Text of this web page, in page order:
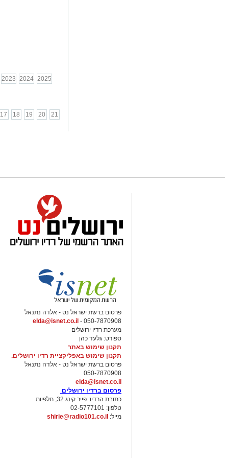
2023 2024 2025
17 18 19 20
21
פרסום ברשת ישראל נט - אלדה נתנאל
050-7870908 -
elda@isnet.co.il
מערכת רדיו ירושלים
ספורט: גלעד כהן
תקנון שימוש באתר
תקנון שימוש באפליקציית רדיו ירושלים.
פרסום ברשת ישראל נט - אלדה נתנאל
050-7870908
elda@isnet.co.il
פרסום ברדיו ירושלים
כתובת הרדיו: פייר קינג 32, תלפיות
טלפון: 02-5777101
מייל: shirie@radio101.co.il